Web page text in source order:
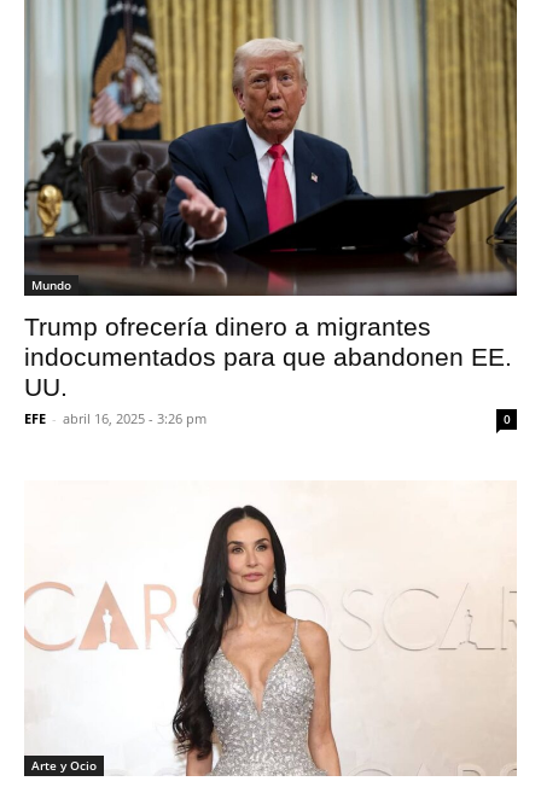
Mundo
Trump ofrecería dinero a migrantes
indocumentados para que abandonen EE.
UU.
EFE - abril 16, 2025 - 3:26 pm 0
Arte y Ocio